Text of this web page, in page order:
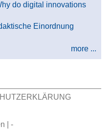
do digital innovations
Einordnung
more ...
| -